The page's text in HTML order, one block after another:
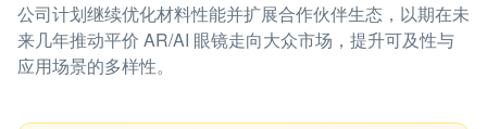
公司计划继续优化材料性能并扩展合作伙伴生态，以期在未
来几年推动平价 AR/AI 眼镜走向大众市场，提升可及性与
应用场景的多样性。